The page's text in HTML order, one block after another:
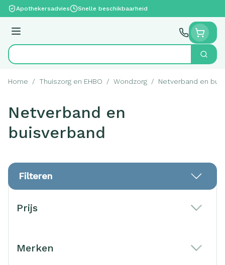
Ga naar de inhoud
Apothekersadvies Snelle beschikbaarheid
Menu
Product, merk, categorie... Zoek
Home / Thuiszorg en EHBO / Wondzorg / Netverband en
Netverband en
buisverband
Filteren
Prijs
Merken